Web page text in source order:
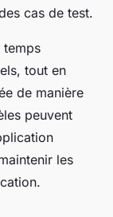
cas de test.
temps
tout en
de manière
peuvent
les